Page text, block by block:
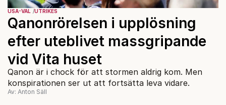
USA-VAL UTRIKES
Qanonrörelsen i upplösning
efter uteblivet massgripande
vid Vita huset
Qanon är i chock för att stormen aldrig kom. Men
konspirationen ser ut att fortsätta leva vidare.
Av: Anton Säll